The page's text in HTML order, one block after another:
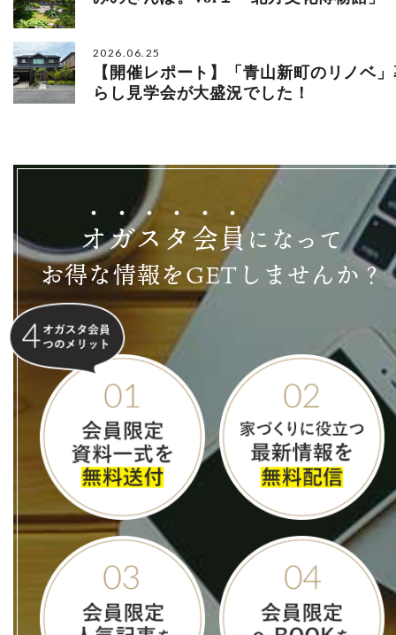
2026.06.25
【開催レポート】「青山新町のリノベ
らし見学会が大盛況でした！
オガス タ会員になって
お得な情報をGETしませんか？